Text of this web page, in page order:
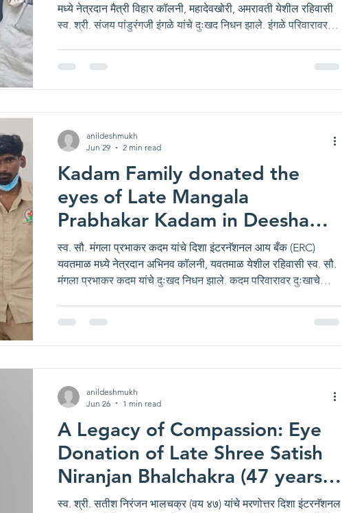
मध्ये नेत्रदान मैत्री विहार कॉलनी, महादेवखोरी, अमरावती येशील रहिवासी
स्व. श्री. संजय पांडुरंगजी इंगळे यांचे दुःखद निधन झाले. इंगळे परिवारावर
निर्णय घेतला. दिशा ग्रुप व दिशा एज्युकेशन फाऊंडेशन द्वारा संचालित दिशा
इंटरनॅशनल आय बँक या धर्मदाय नेत्रपेढीचे सचिव श्री स्वप्न
Kadam Family donated the
eyes of Late Mangala
Prabhakar Kadam in Deesha
International Eye Bank, (ERC)
Yavatmal
स्व. सौ. मंगला प्रभाकर कदम यांचे दिशा इंटरनॅशनल आय बँक (ERC)
यवतमाळ मध्ये नेत्रदान अभिनव कॉलनी, यवतमाळ येशील रहिवासी स्व. सौ.
मंगला प्रभाकर कदम यांचे दुःखद निधन झाले. कदम परिवारावर दुःखाचे
निर्णय घेतला. त्यासाठी त्यांनी संजीवन मल्टीस्पेशालिटी हॉस्पिटल अँड रिसर्च
इन्स्टिट्यूट, यवतमाळ व दिशा एज्युकेशन फाउंडेशन, अमरावती द्वारा संचालित
anildeshmukh
Jun 29
2 min read
A Legacy of Compassion: Eye
Donation of Late Shree Satish
Niranjan Bhalchakra (47 years
old)
स्व. श्री. सतीश निरंजन भालचक्र (वय ४७) यांचे मरणोत्तर दिशा इंटरनॅशनल
anildeshmukh
Jun 26
1 min read